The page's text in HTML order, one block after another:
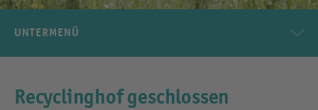
UNTERMENÜ
Recyclinghof geschlossen